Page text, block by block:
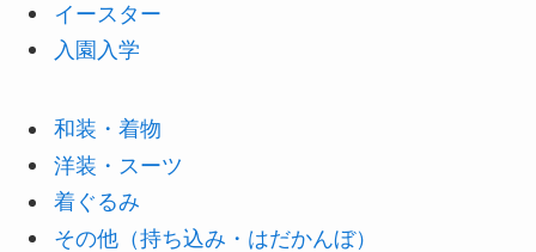
イースター
入園入学
和装・着物
洋装・スーツ
着ぐるみ
その他（持ち込み・はだかんぼ）